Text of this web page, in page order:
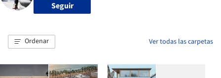
Seguir
Ordenar Ver todas las carpetas